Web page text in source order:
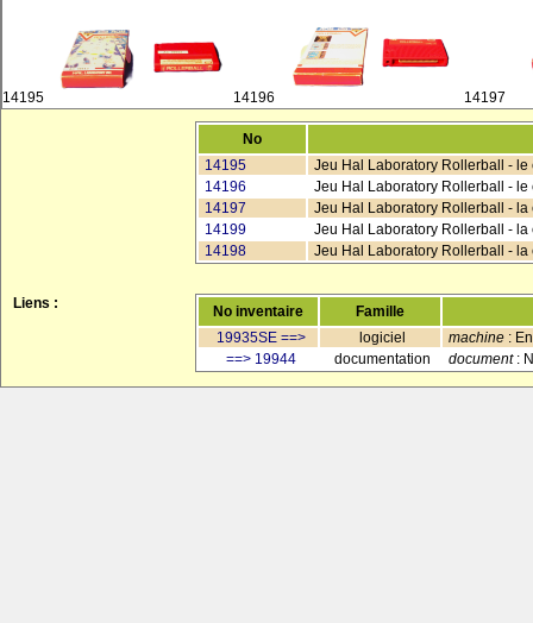
14195 14196 14197
No
14195
Jeu Hal Laboratory Rollerball -
14196
Jeu Hal Laboratory Rollerball -
14197
Jeu Hal Laboratory Rollerball - la
14199
Jeu Hal Laboratory Rollerball -
14198
Jeu Hal Laboratory Rollerball - la
Liens : No inventaire
Famille
19935SE ==>
logiciel machine :
==> 19944
documentation document: